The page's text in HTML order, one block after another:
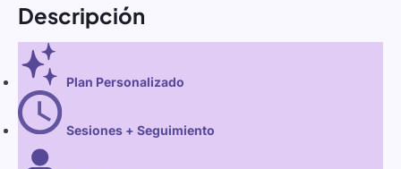
Descripción
Plan Personalizado
Sesiones + Seguimiento